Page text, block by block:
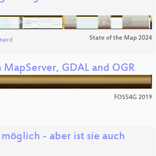
State of the Map 2024
GDAL and OGR
FOSS4G 2019
- aber ist sie auch